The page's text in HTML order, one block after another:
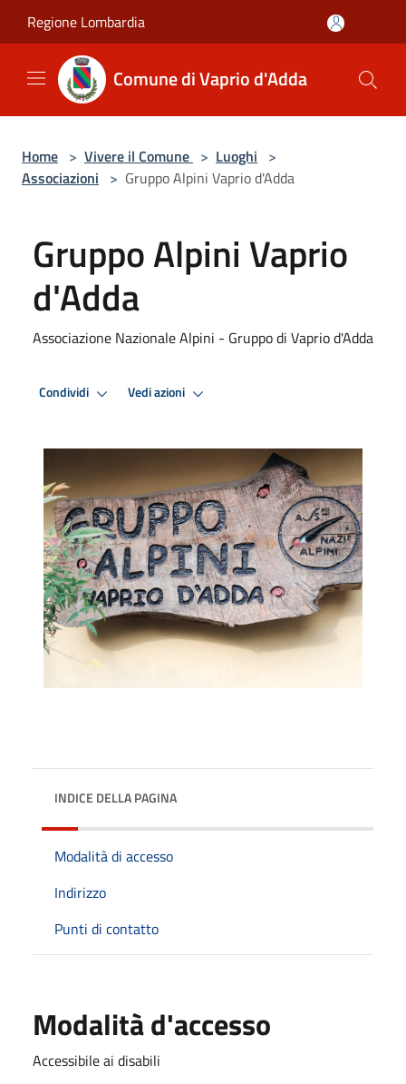
Regione Lombardia
Comune di Vaprio d'Adda
Home > Vivere il Comune > Luoghi >
Associazioni > Gruppo Alpini Vaprio d'Adda
Gruppo Alpini Vaprio
d'Adda
Associazione Nazionale Alpini - Gruppo di Vaprio d'Adda
Condividi Vedi azioni
INDICE DELLA PAGINA
Modalità di accesso
Indirizzo
Punti di contatto
Modalità d'accesso
Accessibile ai disabili